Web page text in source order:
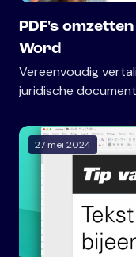
PDF's
Word
Vereenvoudig
juridische
27 mei 2024